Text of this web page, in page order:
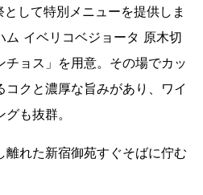
して特別メニューを提供しま
ム イベリコベジョータ 原木切
チョス」を用意。その場でカッ
コクと濃厚な旨みがあり、ワイ
も抜群。
離れた新宿御苑すぐそばに佇む